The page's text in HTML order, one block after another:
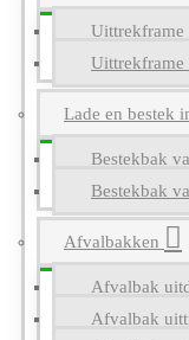
Uittrekframe
Uittrekframe
Lade en bestek
Bestekbak
Bestekbak
Afvalbakken
Afvalbak
Afvalbak